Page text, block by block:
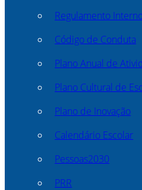
Regulamento
Código de Conduta
Plano Anual de
Plano Cultural de
Plano de Inovação
Calendário Escolar
Pessoas2030
PRR